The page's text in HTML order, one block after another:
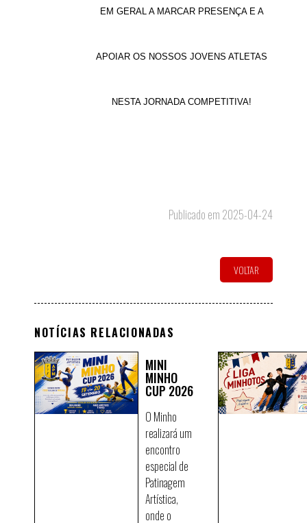
EM GERAL A MARCAR PRESENÇA E A
APOIAR OS NOSSOS JOVENS ATLETAS
NESTA JORNADA COMPETITIVA!
Publicado em 2025-04-24
VOLTAR
NOTÍCIAS RELACIONADAS
MINI
MINHO
CUP 2026
O Minho
realizará um
encontro
especial de
Patinagem
Artística,
onde o